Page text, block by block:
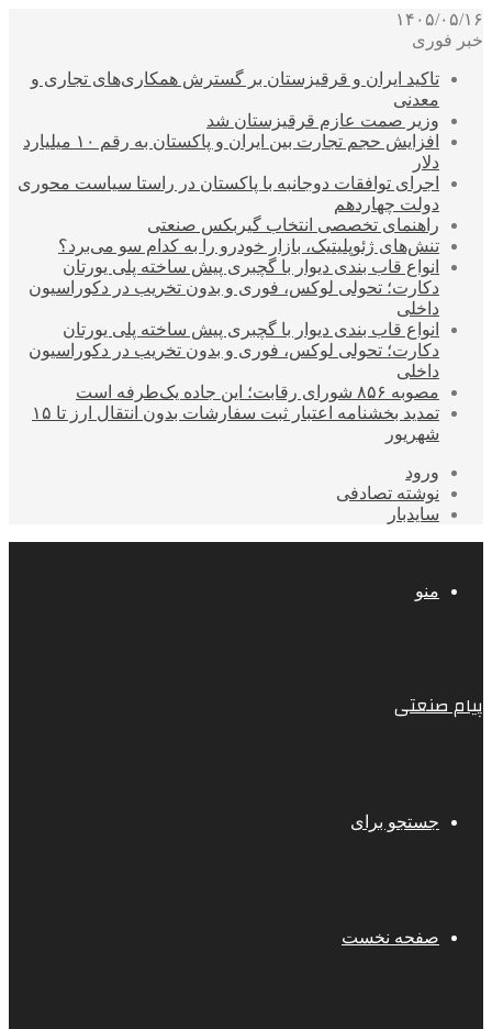
۱۴۰۵/۰۵/۱۶
خبر فوری
تاکید ایران و قرقیزستان بر گسترش همکاری‌های تجاری و
معدنی
وزیر صمت عازم قرقیزستان شد
افزایش حجم تجارت بین ایران و پاکستان به رقم ۱۰ میلیارد
دلار
اجرای توافقات دوجانبه با پاکستان در راستا سیاست محوری
دولت چهاردهم
راهنمای تخصصی انتخاب گیربکس صنعتی
تنش‌های ژئوپلیتیک، بازار خودرو را به کدام سو می‌برد؟
انواع قاب بندی دیوار با گچبری پیش ساخته پلی یورتان
دکارت؛ تحولی لوکس، فوری و بدون تخریب در دکوراسیون
داخلی
انواع قاب بندی دیوار با گچبری پیش ساخته پلی یورتان
دکارت؛ تحولی لوکس، فوری و بدون تخریب در دکوراسیون
داخلی
مصوبه ۸۵۶ شورای رقابت؛ این جاده یک‌طرفه است
تمدید بخشنامه اعتبار ثبت سفارشات بدون انتقال ارز تا ۱۵
شهریور
ورود
نوشته تصادفی
سایدبار
منو
پیام صنعتی
جستجو برای
صفحه نخست